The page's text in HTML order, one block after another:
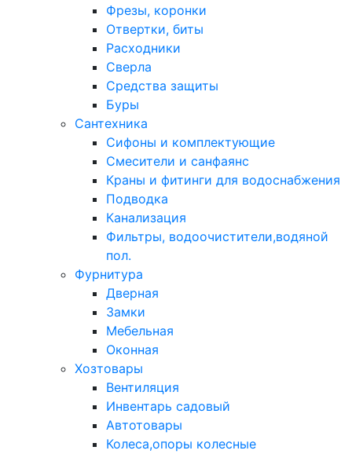
Фрезы, коронки
Отвертки, биты
Расходники
Сверла
Средства защиты
Буры
Сантехника
Сифоны и комплектующие
Смесители и санфаянс
Краны и фитинги для водоснабжения
Подводка
Канализация
Фильтры, водоочистители,водяной
пол.
Фурнитура
Дверная
Замки
Мебельная
Оконная
Хозтовары
Вентиляция
Инвентарь садовый
Автотовары
Колеса,опоры колесные